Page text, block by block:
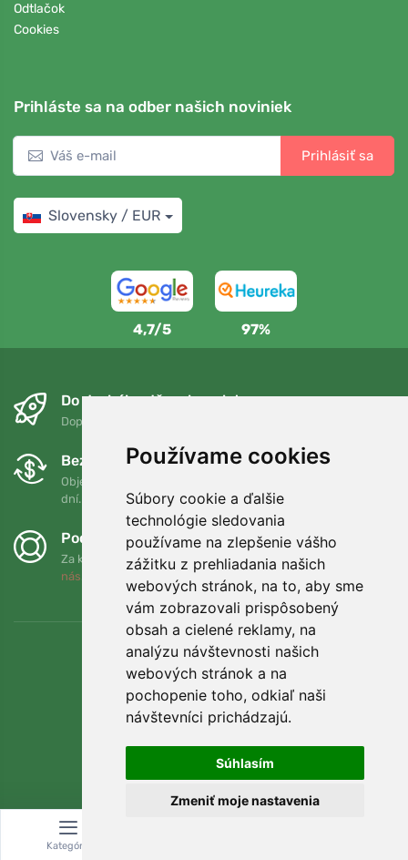
Používame cookies
Súbory cookie a ďalšie
technológie sledovania
používame na zlepšenie vášho
zážitku z prehliadania našich
webových stránok, na to, aby sme
vám zobrazovali prispôsobený
obsah a cielené reklamy, na
analýzu návštevnosti našich
webových stránok a na
pochopenie toho, odkiaľ naši
návštevníci prichádzajú.
Súhlasím
Zmeniť moje nastavenia
Odtlačok
Cookies
Prihláste sa na odber našich noviniek
Prihlásiť sa
Slovensky / EUR
4,7/5 97%
Do druhého dňa a bezplatne
Doprava zadarmo pri objednávkach nad 75 EUR
Bezplatná výmena a vrátenie tovaru
Objednávku môžete kedykoľvek vrátiť alebo vymeniť do 90
dní.
Podporujeme Trees.org
Za každú objednávku zasadíme strom! Prečítajte si viac
nás
Kategória